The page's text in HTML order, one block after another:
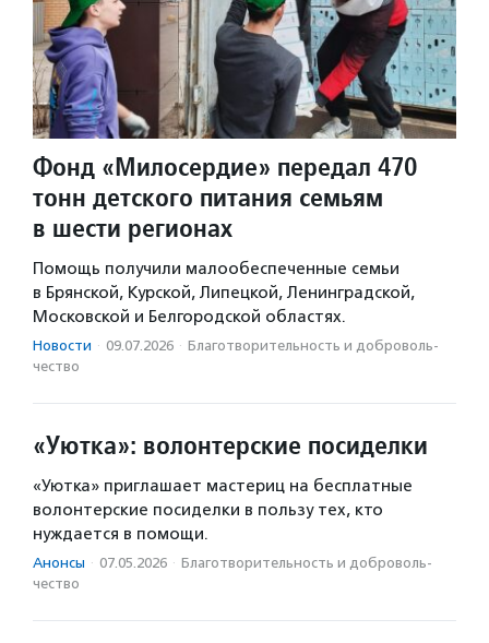
Фонд «Милосердие» передал 470
тонн детского питания семьям
в шести регионах
Помощь получили малообеспеченные семьи
в Брянской, Курской, Липецкой, Ленинградской,
Московской и Белгородской областях.
Новости · 09.07.2026 · Благотвори­тель­ность и доброволь­
чест­во
«Уютка»: волонтерские посиделки
«Уютка» приглашает мастериц на бесплатные
волонтерские посиделки в пользу тех, кто
нуждается в помощи.
Анонсы · 07.05.2026 · Благотвори­тель­ность и доброволь­
чест­во